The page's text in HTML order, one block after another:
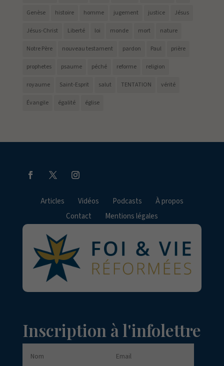
Genèse histoire homme jugement justice Jésus
Jésus-Christ Liberté loi monde mort nature
Notre Père nouveau testament pardon Paul prière
prophetes psaume péché reforme religion
royaume Saint-Esprit salut TENTATION vérité
Évangile égalité église
Articles Vidéos Podcasts
À propos
Contact
Mentions légales
Inscription à l'infolettre